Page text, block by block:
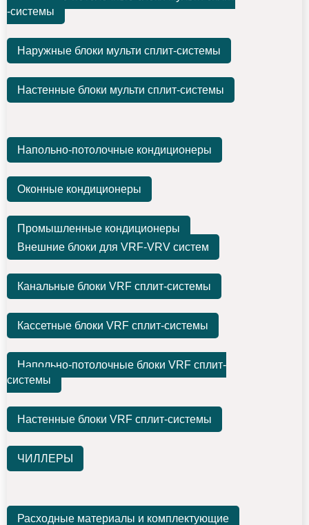
-системы
Наружные блоки мульти сплит-системы
Настенные блоки мульти сплит-системы
Напольно-потолочные кондиционеры
Оконные кондиционеры
Промышленные кондиционеры
Внешние блоки для VRF-VRV систем
Канальные блоки VRF сплит-системы
Кассетные блоки VRF сплит-системы
Напольно-потолочные блоки VRF сплит-
системы
Настенные блоки VRF сплит-системы
ЧИЛЛЕРЫ
Расходные материалы и комплектующие